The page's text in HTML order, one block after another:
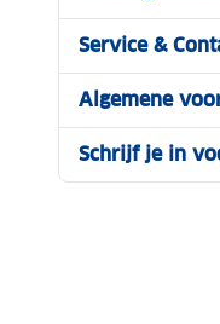
Service &
Algemene
Schrijf je in